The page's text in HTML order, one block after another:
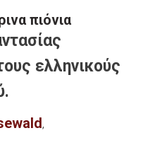
πιόνια
ελληνικούς
,